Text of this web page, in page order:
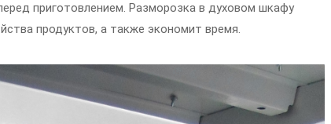
приготовлением. Разморозка в духовом шкафу
продуктов, а также экономит время.